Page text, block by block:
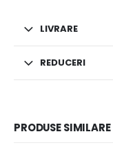
LIVRARE
REDUCERI
PRODUSE SIMILARE